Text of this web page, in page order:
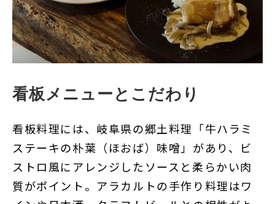
看板メニューとこだわり
看板料理には、岐阜県の郷土料理「牛ハラミ
ステーキの朴葉（ほおば）味噌」があり、ビ
ストロ風にアレンジしたソースと柔らかい肉
質がポイント。アラカルトの手作り料理はワ